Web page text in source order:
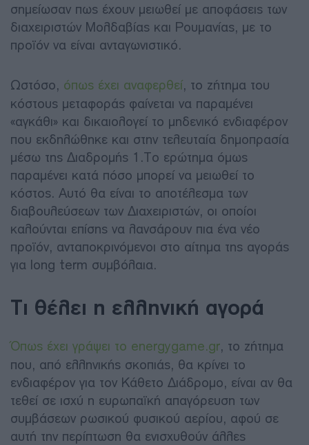
σημείωσαν πως έχουν μειωθεί με αποφάσεις των
διαχειριστών Μολδαβίας και Ρουμανίας, με το
προϊόν να είναι ανταγωνιστικό.
Ωστόσο, όπως έχει αναφερθεί, το ζήτημα του
κόστους μεταφοράς φαίνεται να παραμένει
«αγκάθι» και δικαιολογεί το μηδενικό ενδιαφέρον
που εκδηλώθηκε και στην τελευταία δημοπρασία
μέσω της Διαδρομής 1.Το ερώτημα όμως
παραμένει κατά πόσο μπορεί να μειωθεί το
κόστος. Αυτό θα είναι το αποτέλεσμα των
διαβουλεύσεων των Διαχειριστών, οι οποίοι
καλούνται επίσης να λανσάρουν πια ένα νέο
προϊόν, ανταποκρινόμενοι στο αίτημα της αγοράς
για long term συμβόλαια.
Τι θέλει η ελληνική αγορά
Όπως έχει γράψει το energygame.gr, το ζήτημα
που, από ελληνικής σκοπιάς, θα κρίνει το
ενδιαφέρον για τον Κάθετο Διάδρομο, είναι αν θα
τεθεί σε ισχύ η ευρωπαϊκή απαγόρευση των
συμβάσεων ρωσικού φυσικού αερίου, αφού σε
αυτή την περίπτωση θα ενισχυθούν άλλες